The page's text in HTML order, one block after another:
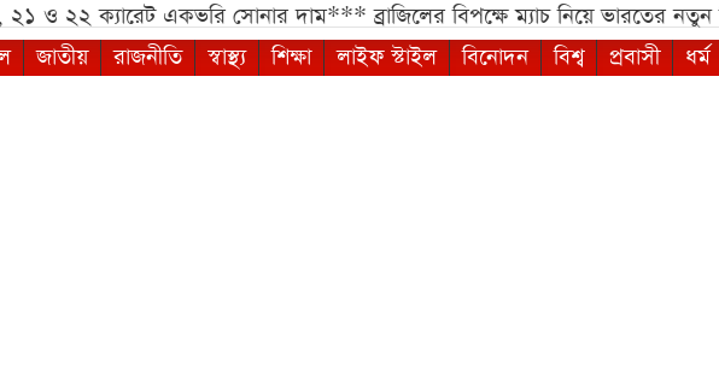
ও ২২ ক্যারেট একভরি সোনার দাম*** ব্রাজিলের বিপক্ষে ম্যাচ নিয়ে ভারতের নতুন
জাতীয় রাজনীতি স্বাস্থ্য শিক্ষা লাইফ স্টাইল বিনোদন বিশ্ব প্রবাসী ধর্ম